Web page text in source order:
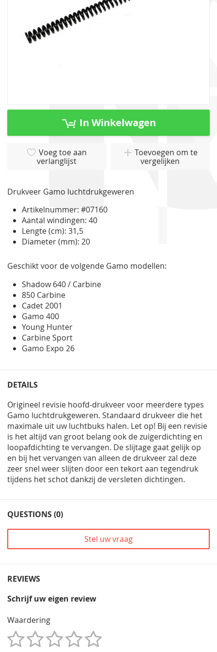
Ga
In Winkelwagen
Voeg toe aan
verlanglijst
Toevoegen om te
vergelijken
Drukveer Gamo luchtdrukgeweren
Artikelnummer: #07160
Aantal windingen: 40
Lengte (cm): 31,5
Diameter (mm): 20
Geschikt voor de volgende Gamo modellen:
Shadow 640 / Carbine
850 Carbine
Cadet 2001
Gamo 400
Young Hunter
Carbine Sport
Gamo Expo 26
DETAILS
Origineel revisie hoofd-drukveer voor meerdere types
Gamo luchtdrukgeweren. Standaard drukveer die het
maximale uit uw luchtbuks halen. Let op! Bij een revisie
is het altijd van groot belang ook de zuigerdichting en
loopafdichting te vervangen. De slijtage gaat gelijk op
en bij het vervangen van alleen de drukveer zal deze
zeer snel weer slijten door een tekort aan tegendruk
tijdens het schot dankzij de versleten dichtingen.
QUESTIONS (0)
Stel uw vraag
REVIEWS
Schrijf uw eigen review
Waardering